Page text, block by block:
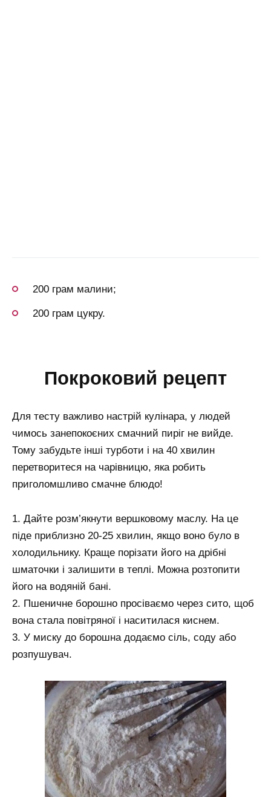
200 грам малини;
200 грам цукру.
покроковий рецепт
Для тесту важливо настрій кулінара, у людей
чимось занепокоєних смачний пиріг не вийде.
Тому забудьте інші турботи і на 40 хвилин
перетворитеся на чарівницю, яка робить
приголомшливо смачне блюдо!
1. Дайте розм’якнути вершковому маслу. На це
піде приблизно 20-25 хвилин, якщо воно було в
холодильнику. Краще порізати його на дрібні
шматочки і залишити в теплі. Можна розтопити
його на водяній бані.
2. Пшеничне борошно просіваємо через сито, щоб
вона стала повітряної і наситилася киснем.
3. У миску до борошна додаємо сіль, соду або
розпушувач.